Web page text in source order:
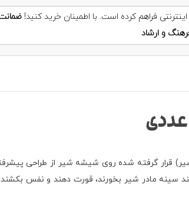
و ارشاد
شیر) قرار گرفته شده روی شیشه شیر از طراحی
سینه مادر شیر بخورند، قورت دهند و